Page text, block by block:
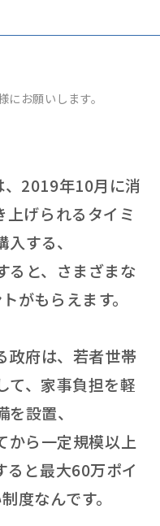
お願いします。
2019年10月に消
げられるタイミ
する、
ると、さまざまな
がもらえます。
政府は、若者世帯
て、家事負担を軽
設置、
から一定規模以上
ると最大60万ポイ
度なんです。